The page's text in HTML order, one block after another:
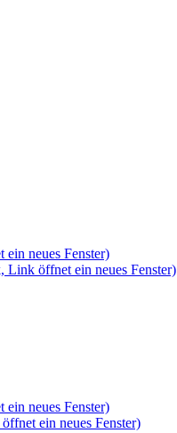
neues Fenster)
Link öffnet ein neues Fenster)
neues Fenster)
ein neues Fenster)